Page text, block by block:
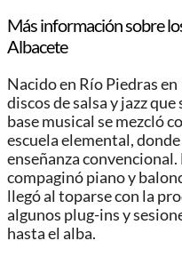
Más información sobre
Albacete
Nacido en Río Piedras
discos de salsa y jazz
base musical se mezcló
escuela elemental,
enseñanza
compaginó piano y
llegó al toparse con la
algunos plug-ins y
hasta el alba.